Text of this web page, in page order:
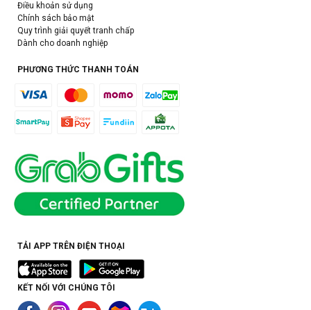
Điều khoản sử dụng
Chính sách bảo mật
Quy trình giải quyết tranh chấp
Dành cho doanh nghiệp
PHƯƠNG THỨC THANH TOÁN
TẢI APP TRÊN ĐIỆN THOẠI
KẾT NỐI VỚI CHÚNG TÔI